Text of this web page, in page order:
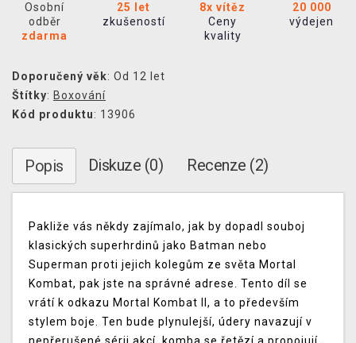
Osobní
odběr
zdarma
25 let
zkušeností
8x vítěz
Ceny
kvality
20 000
výdejen
Doporučený věk: Od 12 let
Štítky: Boxování
Kód produktu: 13906
Popis Diskuze (0) Recenze (2)
Pakliže vás někdy zajímalo, jak by dopadl souboj
klasických superhrdinů jako Batman nebo
Superman proti jejich kolegům ze světa Mortal
Kombat, pak jste na správné adrese. Tento díl se
vrátí k odkazu Mortal Kombat II, a to především
stylem boje. Ten bude plynulejší, údery navazují v